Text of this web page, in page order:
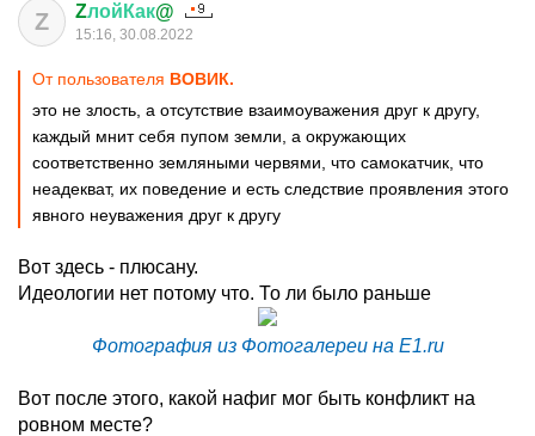
Z ZлойКак@
15:16, 30.08.2022
От пользователя ВОВИК.
это не злость, а отсутствие взаимоуважения друг к другу,
каждый мнит себя пупом земли, а окружающих
соответственно земляными червями, что самокатчик, что
неадекват, их поведение и есть следствие проявления этого
явного неуважения друг к другу
Вот здесь - плюсану.
Идеологии нет потому что. То ли было раньше
Фотография из Фотогалереи на E1.ru
Вот после этого, какой нафиг мог быть конфликт на
ровном месте?